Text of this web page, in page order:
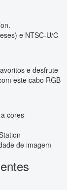
e NTSC-U/C
e desfrute
este cabo RGB
cores
de imagem